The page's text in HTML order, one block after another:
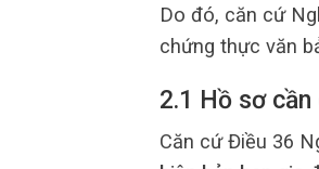
Do đó, căn cứ
chứng thực văn
2.1 Hồ sơ cần
Căn cứ Điều 36